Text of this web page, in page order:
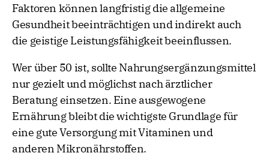
Faktoren können langfristig die allgemeine
Gesundheit beeinträchtigen und indirekt auch
die geistige Leistungsfähigkeit beeinflussen.
Wer über 50 ist, sollte Nahrungsergänzungsmittel
nur gezielt und möglichst nach ärztlicher
Beratung einsetzen. Eine ausgewogene
Ernährung bleibt die wichtigste Grundlage für
eine gute Versorgung mit Vitaminen und
anderen Mikronährstoffen.